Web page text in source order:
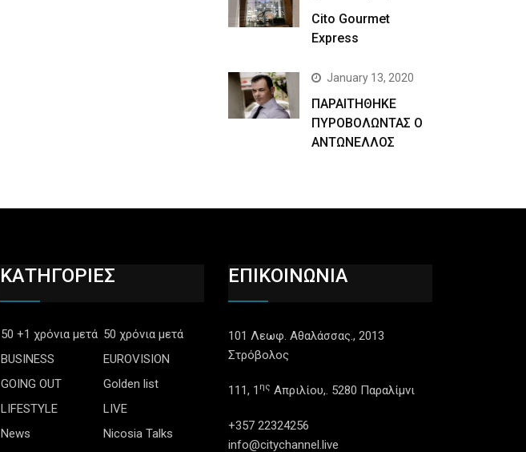
Cito Gourmet
Express
January 13, 2020
ΠΑΡΑΙΤΗΘΗΚΕ
ΠΥΡΟΒΟΛΩΝΤΑΣ Ο
ΑΝΤΩΝΕΛΛΟΣ
ΚΑΤΗΓΟΡΙΕΣ
50 +1 χρόνια μετά 50 χρόνια μετά
BUSINESS
EUROVISION
GOING OUT
Golden list
LIFESTYLE
LIVE
News
Nicosia Talks
ΕΠΙΚΟΙΝΩΝΙΑ
101 Λεωφ. Αθαλάσσας., 2013
Στρόβολος
111, 1 ης Απριλίου,. 5280 Παραλίμνι
+357 22324256
info@citychannel.live